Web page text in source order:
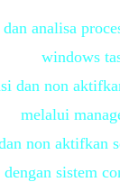
analisa
windows
dan non
melalui
non aktifkan
dengan sistem